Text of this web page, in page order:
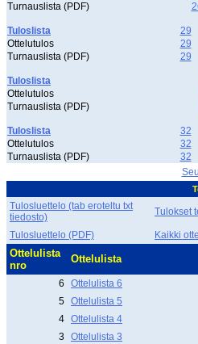
Turnauslista (PDF)
Tuloslista
29
Ottelutulos
29
Turnauslista (PDF)
29
Tuloslista
Ottelutulos
Turnauslista (PDF)
Tuloslista
32
Ottelutulos
32
Turnauslista (PDF)
32
Tulosluettelo (tab eroteltu txt
tiedosto)
Tulokset
Tulosluettelo (PDF) Kaikki
Ottelulista
nro
Ottelulista
6 Ottelulista 6
5 Ottelulista 5
4 Ottelulista 4
3
Ottelulista 3